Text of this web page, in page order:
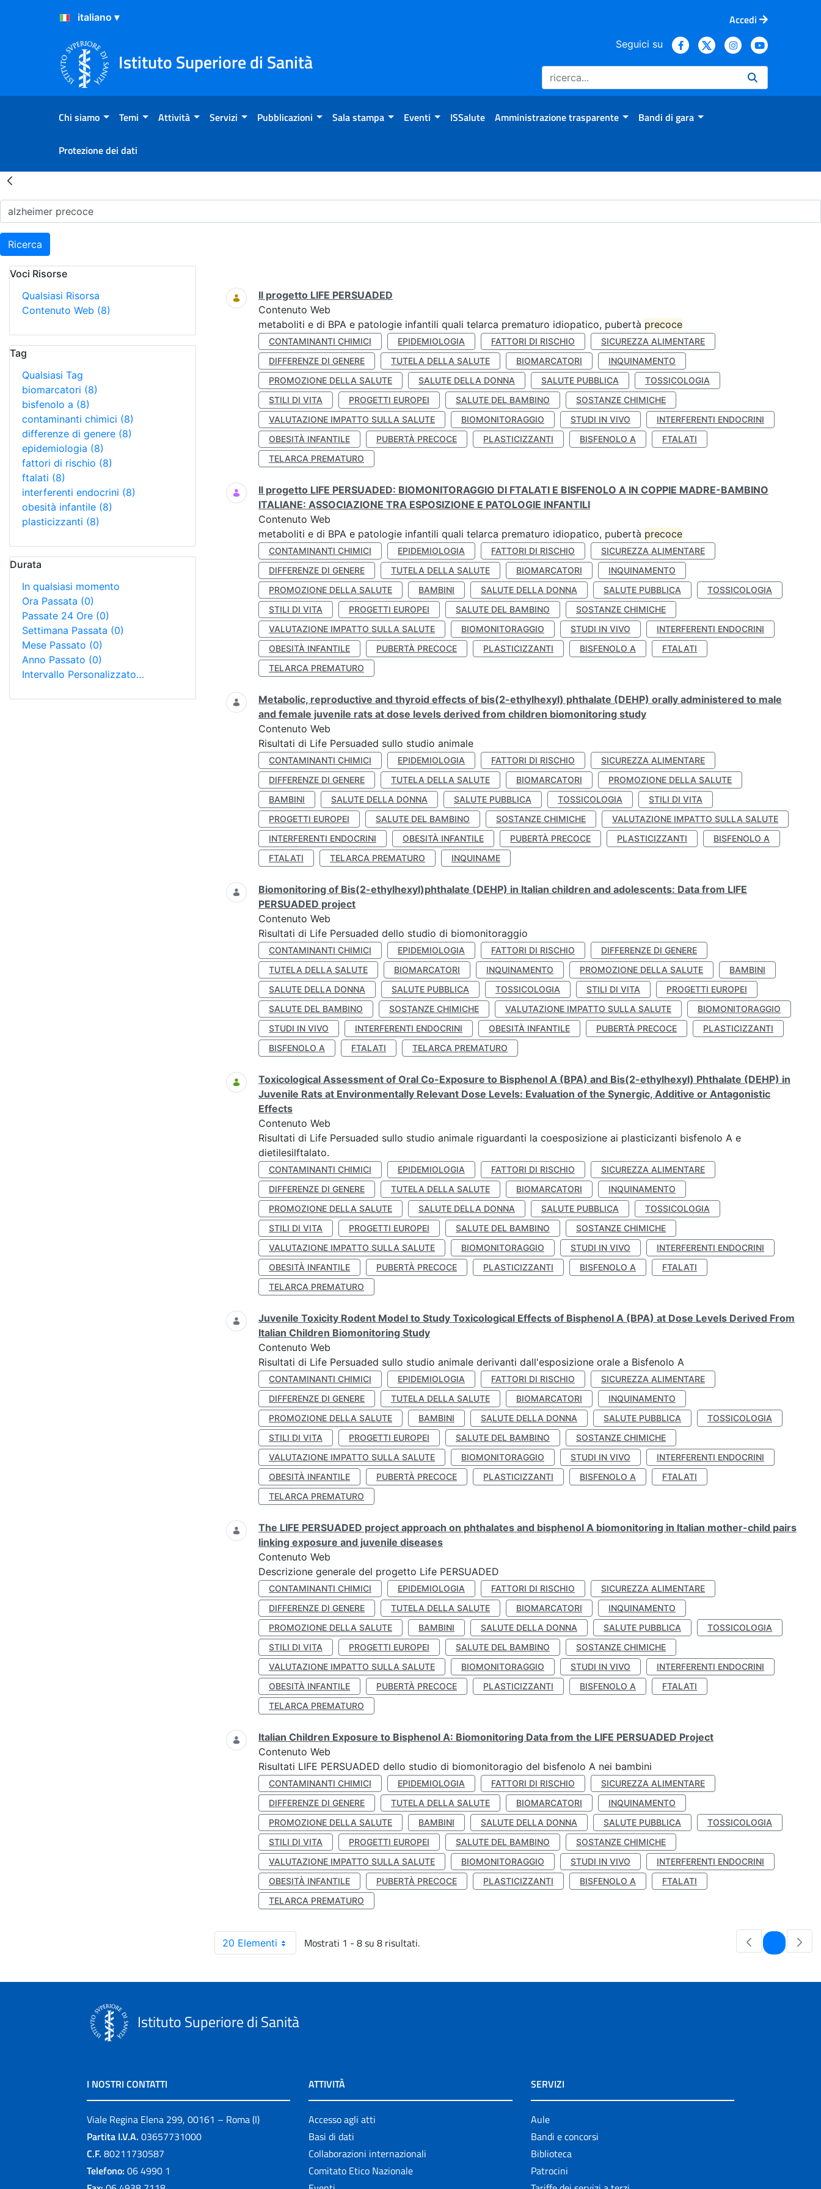
Salta al Contenuto
Salta al Footer
Accedi
Istituto Superiore di Sanità
Seguici su
Chi siamo Temi Attività Servizi Pubblicazioni Sala stampa Eventi ISSalute Amministrazione trasparente Bandi di gara
Protezione dei dati
Risultati della Ricerca - Home
Ricerca
Voci Risorse
Qualsiasi Risorsa
Contenuto Web (8)
Tag
Qualsiasi Tag
biomarcatori (8)
bisfenolo a (8)
contaminanti chimici (8)
differenze di genere (8)
epidemiologia (8)
fattori di rischio (8)
ftalati (8)
interferenti endocrini (8)
obesità infantile (8)
plasticizzanti (8)
Durata
In qualsiasi momento
Ora Passata (0)
Passate 24 Ore (0)
Settimana Passata (0)
Mese Passato (0)
Anno Passato (0)
Intervallo Personalizzato…
Ricerca
Il progetto LIFE PERSUADED
Contenuto Web
metaboliti e di BPA e patologie infantili quali telarca prematuro idiopatico, pubertà precoce
CONTAMINANTI CHIMICI EPIDEMIOLOGIA FATTORI DI RISCHIO
SICUREZZA ALIMENTARE
DIFFERENZE DI GENERE
TUTELA DELLA SALUTE BIOMARCATORI
INQUINAMENTO
PROMOZIONE DELLA SALUTE
SALUTE DELLA DONNA SALUTE PUBBLICA
TOSSICOLOGIA
STILI DI VITA
PROGETTI EUROPEI SALUTE DEL BAMBINO
SOSTANZE CHIMICHE
VALUTAZIONE IMPATTO SULLA SALUTE
BIOMONITORAGGIO STUDI IN VIVO
INTERFERENTI ENDOCRINI
OBESITÀ INFANTILE
PUBERTÀ PRECOCE PLASTICIZZANTI BISFENOLO A
FTALATI
TELARCA PREMATURO
Il progetto LIFE PERSUADED: BIOMONITORAGGIO DI FTALATI E BISFENOLO A IN COPPIE MADRE-BAMBINO
ITALIANE: ASSOCIAZIONE TRA ESPOSIZIONE E PATOLOGIE INFANTILI
Contenuto Web
metaboliti e di BPA e patologie infantili quali telarca prematuro idiopatico, pubertà precoce
CONTAMINANTI CHIMICI EPIDEMIOLOGIA FATTORI DI RISCHIO
SICUREZZA ALIMENTARE
DIFFERENZE DI GENERE
TUTELA DELLA SALUTE BIOMARCATORI
INQUINAMENTO
PROMOZIONE DELLA SALUTE
BAMBINI SALUTE DELLA DONNA SALUTE PUBBLICA
TOSSICOLOGIA
STILI DI VITA
PROGETTI EUROPEI SALUTE DEL BAMBINO
SOSTANZE CHIMICHE
VALUTAZIONE IMPATTO SULLA SALUTE
BIOMONITORAGGIO STUDI IN VIVO
INTERFERENTI ENDOCRINI
OBESITÀ INFANTILE
PUBERTÀ PRECOCE PLASTICIZZANTI BISFENOLO A
FTALATI
TELARCA PREMATURO
Metabolic, reproductive and thyroid effects of bis(2-ethylhexyl) phthalate (DEHP) orally administered to male
and female juvenile rats at dose levels derived from children biomonitoring study
Contenuto Web
Risultati di Life Persuaded sullo studio animale
CONTAMINANTI CHIMICI EPIDEMIOLOGIA FATTORI DI RISCHIO
SICUREZZA ALIMENTARE
DIFFERENZE DI GENERE
TUTELA DELLA SALUTE BIOMARCATORI
PROMOZIONE DELLA SALUTE
BAMBINI
SALUTE DELLA DONNA SALUTE PUBBLICA TOSSICOLOGIA
STILI DI VITA
PROGETTI EUROPEI
SALUTE DEL BAMBINO SOSTANZE CHIMICHE
VALUTAZIONE IMPATTO SULLA SALUTE
INTERFERENTI ENDOCRINI
OBESITÀ INFANTILE PUBERTÀ PRECOCE PLASTICIZZANTI
BISFENOLO A
FTALATI
TELARCA PREMATURO INQUINAME
Biomonitoring of Bis(2-ethylhexyl)phthalate (DEHP) in Italian children and adolescents: Data from LIFE
PERSUADED project
Contenuto Web
Risultati di Life Persuaded dello studio di biomonitoraggio
CONTAMINANTI CHIMICI EPIDEMIOLOGIA FATTORI DI RISCHIO
DIFFERENZE DI GENERE
TUTELA DELLA SALUTE
BIOMARCATORI INQUINAMENTO PROMOZIONE DELLA SALUTE
BAMBINI
SALUTE DELLA DONNA
SALUTE PUBBLICA TOSSICOLOGIA STILI DI VITA
PROGETTI EUROPEI
SALUTE DEL BAMBINO
SOSTANZE CHIMICHE VALUTAZIONE IMPATTO SULLA SALUTE
BIOMONITORAGGIO
STUDI IN VIVO
INTERFERENTI ENDOCRINI OBESITÀ INFANTILE PUBERTÀ PRECOCE
PLASTICIZZANTI
BISFENOLO A
FTALATI TELARCA PREMATURO
Toxicological Assessment of Oral Co-Exposure to Bisphenol A (BPA) and Bis(2-ethylhexyl) Phthalate (DEHP) in
Juvenile Rats at Environmentally Relevant Dose Levels: Evaluation of the Synergic, Additive or Antagonistic
Effects
Contenuto Web
Risultati di Life Persuaded sullo studio animale riguardanti la coesposizione ai plasticizanti bisfenolo A e
dietilesilftalato.
CONTAMINANTI CHIMICI EPIDEMIOLOGIA FATTORI DI RISCHIO
SICUREZZA ALIMENTARE
DIFFERENZE DI GENERE
TUTELA DELLA SALUTE BIOMARCATORI
INQUINAMENTO
PROMOZIONE DELLA SALUTE
SALUTE DELLA DONNA SALUTE PUBBLICA
TOSSICOLOGIA
STILI DI VITA
PROGETTI EUROPEI SALUTE DEL BAMBINO
SOSTANZE CHIMICHE
VALUTAZIONE IMPATTO SULLA SALUTE
BIOMONITORAGGIO STUDI IN VIVO
INTERFERENTI ENDOCRINI
OBESITÀ INFANTILE
PUBERTÀ PRECOCE PLASTICIZZANTI BISFENOLO A
FTALATI
TELARCA PREMATURO
Juvenile Toxicity Rodent Model to Study Toxicological Effects of Bisphenol A (BPA) at Dose Levels Derived From
Italian Children Biomonitoring Study
Contenuto Web
Risultati di Life Persuaded sullo studio animale derivanti dall'esposizione orale a Bisfenolo A
CONTAMINANTI CHIMICI EPIDEMIOLOGIA FATTORI DI RISCHIO
SICUREZZA ALIMENTARE
DIFFERENZE DI GENERE
TUTELA DELLA SALUTE BIOMARCATORI
INQUINAMENTO
PROMOZIONE DELLA SALUTE
BAMBINI SALUTE DELLA DONNA SALUTE PUBBLICA
TOSSICOLOGIA
STILI DI VITA
PROGETTI EUROPEI SALUTE DEL BAMBINO
SOSTANZE CHIMICHE
VALUTAZIONE IMPATTO SULLA SALUTE
BIOMONITORAGGIO STUDI IN VIVO
INTERFERENTI ENDOCRINI
OBESITÀ INFANTILE
PUBERTÀ PRECOCE PLASTICIZZANTI BISFENOLO A
FTALATI
TELARCA PREMATURO
The LIFE PERSUADED project approach on phthalates and bisphenol A biomonitoring in Italian mother-child pairs
linking exposure and juvenile diseases
Contenuto Web
Descrizione generale del progetto Life PERSUADED
CONTAMINANTI CHIMICI EPIDEMIOLOGIA FATTORI DI RISCHIO
SICUREZZA ALIMENTARE
DIFFERENZE DI GENERE
TUTELA DELLA SALUTE BIOMARCATORI
INQUINAMENTO
PROMOZIONE DELLA SALUTE
BAMBINI SALUTE DELLA DONNA SALUTE PUBBLICA
TOSSICOLOGIA
STILI DI VITA
PROGETTI EUROPEI SALUTE DEL BAMBINO
SOSTANZE CHIMICHE
VALUTAZIONE IMPATTO SULLA SALUTE
BIOMONITORAGGIO STUDI IN VIVO
INTERFERENTI ENDOCRINI
OBESITÀ INFANTILE
PUBERTÀ PRECOCE PLASTICIZZANTI BISFENOLO A
FTALATI
TELARCA PREMATURO
Italian Children Exposure to Bisphenol A: Biomonitoring Data from the LIFE PERSUADED Project
Contenuto Web
Risultati LIFE PERSUADED dello studio di biomonitoragio del bisfenolo A nei bambini
CONTAMINANTI CHIMICI EPIDEMIOLOGIA FATTORI DI RISCHIO
SICUREZZA ALIMENTARE
DIFFERENZE DI GENERE
TUTELA DELLA SALUTE BIOMARCATORI
INQUINAMENTO
PROMOZIONE DELLA SALUTE
BAMBINI SALUTE DELLA DONNA SALUTE PUBBLICA
TOSSICOLOGIA
STILI DI VITA
PROGETTI EUROPEI SALUTE DEL BAMBINO
SOSTANZE CHIMICHE
VALUTAZIONE IMPATTO SULLA SALUTE
BIOMONITORAGGIO STUDI IN VIVO
INTERFERENTI ENDOCRINI
OBESITÀ INFANTILE
PUBERTÀ PRECOCE PLASTICIZZANTI BISFENOLO A
FTALATI
TELARCA PREMATURO
20 Elementi Mostrati 1 - 8 su 8 risultati. Pagina
Istituto Superiore di Sanità
I NOSTRI CONTATTI
Viale Regina Elena 299, 00161 – Roma (I)
Partita I.V.A. 03657731000
C.F. 80211730587
Telefono: 06 4990 1
ATTIVITÀ
Accesso agli atti
Basi di dati
Collaborazioni internazionali
Comitato Etico Nazionale
SERVIZI
Aule
Bandi e concorsi
Biblioteca
Patrocini